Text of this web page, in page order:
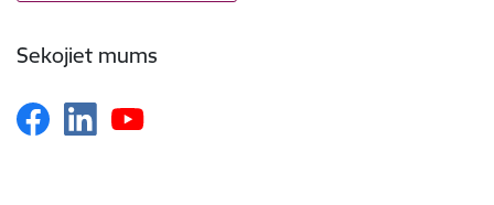
Sekojiet mums